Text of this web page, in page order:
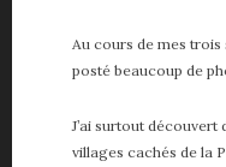
Au cours de mes trois
posté beaucoup de
J’ai surtout découvert
villages cachés de la